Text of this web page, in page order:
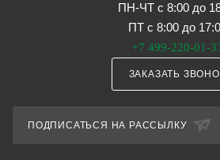
ПН-ЧТ с 8:00 до
ПТ с 8:00 до
+7 499-220-01-
ЗАКАЗАТЬ
ПОДПИСАТЬСЯ НА РАССЫЛКУ